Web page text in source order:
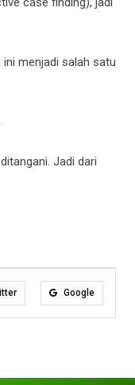
menjadi salah satu
Jadi dari
Google